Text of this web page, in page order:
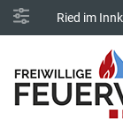
Ried im